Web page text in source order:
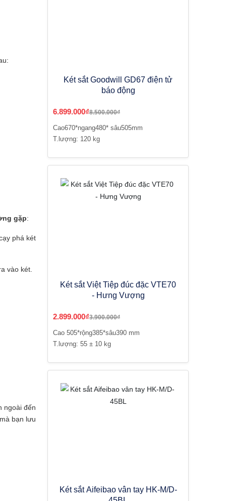
gặp:
phá két
vào két.
ngoài đến
bạn lưu
Két sắt Goodwill GD67 điện tử
báo động
6.899.000₫8.500.000₫
Cao670*ngang480* sâu505mm
T.lượng: 120 kg
Két sắt Việt Tiệp đúc đặc VTE70
- Hưng Vượng
2.899.000₫3.900.000₫
Cao 505*rộng385*sâu390 mm
T.lượng: 55 ± 10 kg
Két sắt Aifeibao vân tay HK-M/D-